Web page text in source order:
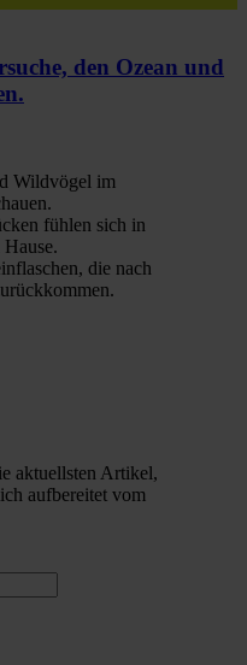
den Ozean und
Wildvögel im
fühlen sich in
die nach
aktuellsten Artikel,
aufbereitet vom